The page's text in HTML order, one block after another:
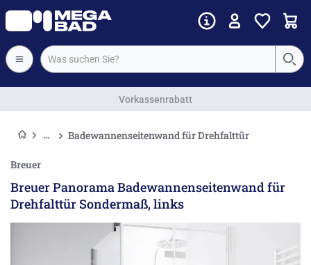
Vorkassenrabatt
Badewannenseitenwand für Drehfalttür
Breuer
Breuer Panorama Badewannenseitenwand für
Drehfalttür Sondermaß, links